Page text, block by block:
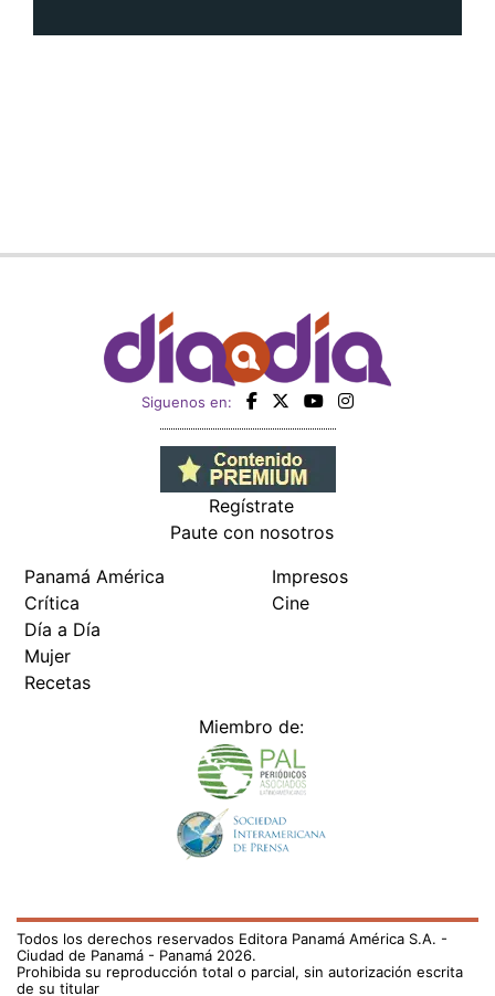
Siguenos en:
Regístrate
Paute con nosotros
Panamá América
Crítica
Día a Día
Mujer
Recetas
Impresos
Cine
Miembro de:
Todos los derechos reservados Editora Panamá América S.A. -
Ciudad de Panamá - Panamá 2026.
Prohibida su reproducción total o parcial, sin autorización escrita
de su titular